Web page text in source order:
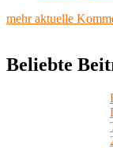
mehr aktuelle
Beliebte